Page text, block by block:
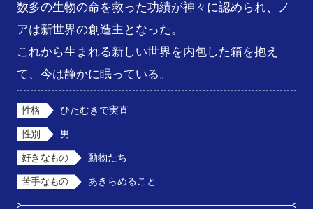
数多の生物の命を救った功績が神々に認められ、ノ
アは新世界の創造主となった。
これから生まれる新しい世界を内包した箱を抱え
て、今は静かに眠っている。
性格 ひたむきで実直
性別 男
好きなもの 動物たち
苦手なもの あきらめること